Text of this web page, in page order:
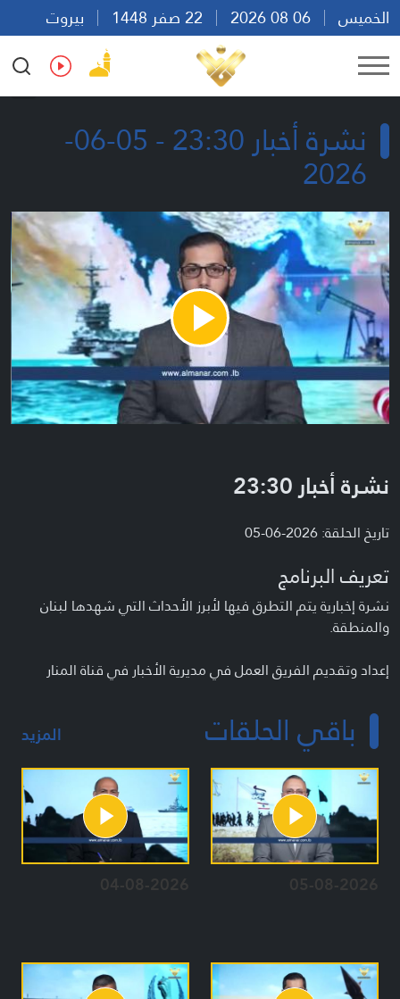
الخميس
بيروت
05:34
Ar En Fr Es
نشرة أخبار 23:30 - 05-06-
2026
Play
Video
نشرة أخبار 23:30
تاريخ الحلقة: 2026-06-05
تعريف البرنامج
نشرة إخبارية يتم التطرق فيها لأبرز الأحداث التي شهدها لبنان
والمنطقة.
إعداد وتقديم الفريق العمل في مديرية الأخبار في قناة المنار
باقي الحلقات المزيد
05-08-2026
04-08-2026